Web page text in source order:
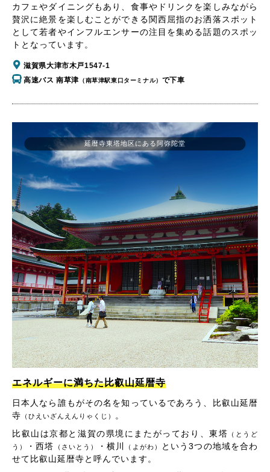
カフェやダイニングもあり、食事やドリンクを楽しみながら
贅沢に絶景を楽しむことができる関西屈指のお洒落スポット
として若者やインフルエンサーの注目を集める話題のスポッ
トとなっています。
滋賀県大津市木戸1547-1
高速バス 南草津 （南草津駅東口ターミナル） で下車
延暦寺東塔地区にある阿弥陀堂
エネルギーに満ちた比叡山延暦寺
日本人なら誰もがその名を知っているであろう、比叡山延暦
寺 （ひえいざんえんりゃくじ） 。
比叡山は京都と滋賀の県境にまたがっており、東塔
（とうど
う）
・西塔 （さいとう） ・横川 （よがわ）
という3つの地域を合わ
せて比叡山延暦寺と呼んでいます。